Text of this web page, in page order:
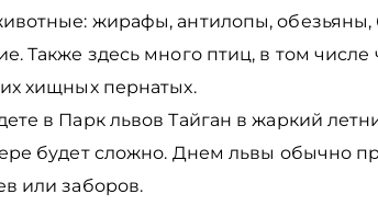
жирафы, антилопы, обезьяны,
Также здесь много птиц, в том
хищных пернатых.
в Парк львов Тайган в жаркий
будет сложно. Днем львы обычно
или заборов.